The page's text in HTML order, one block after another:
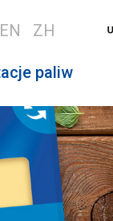
EN ZH
paliw